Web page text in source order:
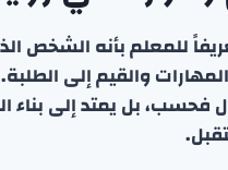
للمعلم بأنه
والقيم إلى الطلبة.
بل يمتد إلى بناء